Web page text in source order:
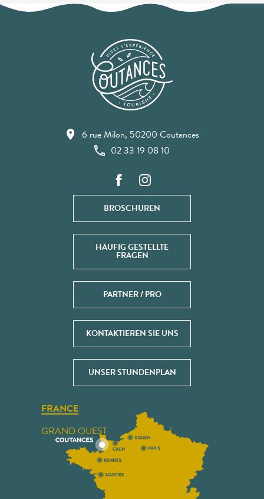
6 rue Milon, 50200 Coutances
02 33 19 08 10
BROSCHÜREN
HÄUFIG GESTELLTE
FRAGEN
PARTNER / PRO
KONTAKTIEREN SIE UNS
UNSER STUNDENPLAN
FRANCE
GRAND OUEST